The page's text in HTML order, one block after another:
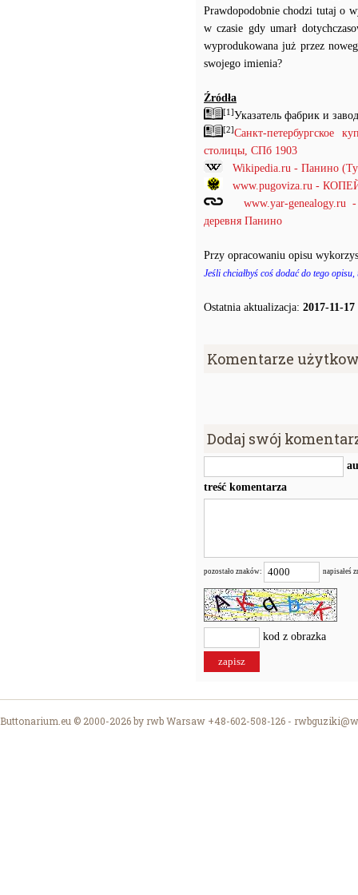
Prawdopodobnie chodzi tutaj o
w czasie gdy umarł
wyprodukowana już przez
swojego imienia?
Źródła
[1]Указатель фабрик и
[2]Санкт-петербургское
столицы, СПб 1903
Wikipedia.ru - Панино
www.pugoviza.ru -
www.yar-genealogy.ru
деревня Панино
Przy opracowaniu opisu
Jeśli chciałbyś coś dodać do tego
Ostatnia aktualizacja: 2017-11-17
Komentarze
Dodaj swój
treść komentarza
pozostało znaków: napisałeś
kod z obrazka
Buttonarium.eu © 2000-2026 by rwb Warsaw +48-602-508-126 -